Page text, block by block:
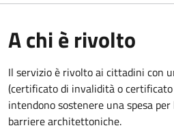
A chi è rivolto
Il servizio è rivolto ai cittadini con
(certificato di invalidità o
intendono sostenere una spesa
barriere architettoniche.